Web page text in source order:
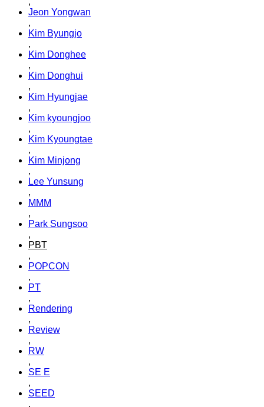
Jeon Yongwan
,
Kim Byungjo
,
Kim Donghee
,
Kim Donghui
,
Kim Hyungjae
,
Kim kyoungjoo
,
Kim Kyoungtae
,
Kim Minjong
,
Lee Yunsung
,
MMM
,
Park Sungsoo
,
PBT
,
POPCON
,
PT
,
Rendering
,
Review
,
RW
,
SE E
,
SEED
,